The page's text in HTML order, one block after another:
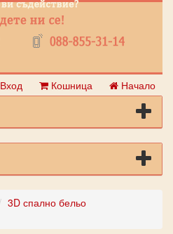
Вход Кошница Начало
3D спално бельо